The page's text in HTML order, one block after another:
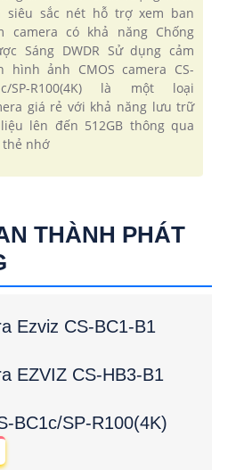
siêu sắc nét hỗ trợ xem ban
camera có khả năng Chống
Sáng DWDR Sử dụng cảm
hình ảnh CMOS camera CS-
SP-R100(4K) là một loại
giá rẻ với khả năng lưu trữ
lên đến 512GB thông qua
thẻ nhớ
THÀNH PHÁT
Ezviz CS-BC1-B1
EZVIZ CS-HB3-B1
BC1c/SP-R100(4K)